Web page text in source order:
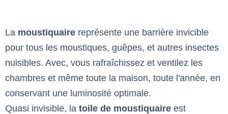
La moustiquaire représente une barrière invicible
pour tous les moustiques, guêpes, et autres insectes
nuisibles. Avec, vous rafraîchissez et ventilez les
chambres et même toute la maison, toute l'année, en
conservant une luminosité optimale.
Quasi invisible, la toile de moustiquaire est